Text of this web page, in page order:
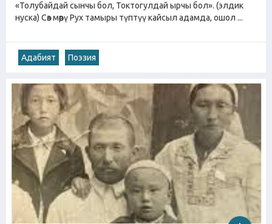
«Толубайдай сынчы бол, Токтогулдай ырчы бол». (элдик
нуска) Сөз мөөрү Рух тамыры түптүү кайсыл адамда, ошол ...
Адабият Поэзия